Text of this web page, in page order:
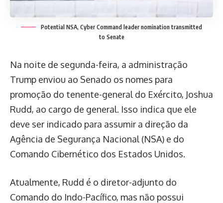
Potential NSA, Cyber Command leader nomination transmitted
to Senate
Na noite de segunda-feira, a administração
Trump enviou ao Senado os nomes para
promoção do tenente-general do Exército, Joshua
Rudd, ao cargo de general. Isso indica que ele
deve ser indicado para assumir a direção da
Agência de Segurança Nacional (NSA) e do
Comando Cibernético dos Estados Unidos.
Atualmente, Rudd é o diretor-adjunto do
Comando do Indo-Pacífico, mas não possui